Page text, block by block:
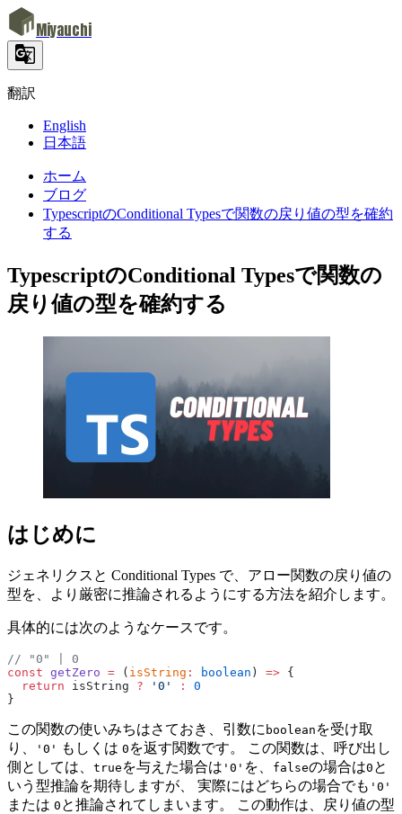
Miyauchi
翻訳
English
日本語
ホーム
ブログ
TypescriptのConditional Typesで関数の戻り値の型を確約
する
TypescriptのConditional Typesで関数の
戻り値の型を確約する
はじめに
ジェネリクスと Conditional Types で、アロー関数の戻り値の
型を、より厳密に推論されるようにする方法を紹介します。
具体的には次のようなケースです。
// "0" | 0
const getZero = ( isString : boolean ) => {
  return
isString ? '0' :
0
}
この関数の使いみちはさておき、引数に boolean を受け取
り、
'0' もしくは 0 を返す関数です。 この関数は、呼び出し
側としては、 true を与えた場合は '0' を、 falseの場合は0 と
いう型推論を期待しますが、 実際にはどちらの場合でも '0'
または 0 と推論されてしまいます。 この動作は、戻り値の型